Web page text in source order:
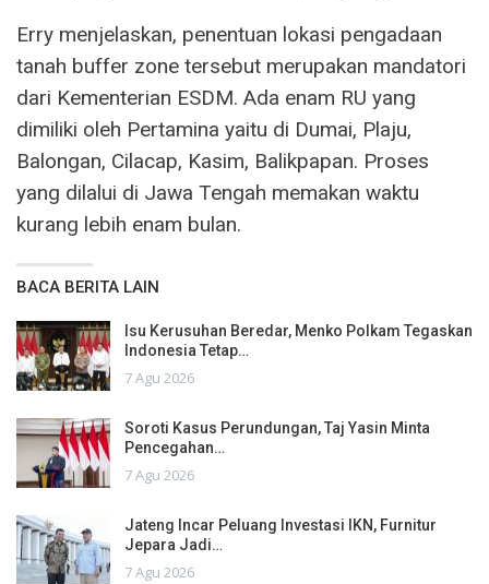
Erry menjelaskan, penentuan lokasi pengadaan
tanah buffer zone tersebut merupakan mandatori
dari Kementerian ESDM. Ada enam RU yang
dimiliki oleh Pertamina yaitu di Dumai, Plaju,
Balongan, Cilacap, Kasim, Balikpapan. Proses
yang dilalui di Jawa Tengah memakan waktu
kurang lebih enam bulan.
BACA BERITA LAIN
Isu Kerusuhan Beredar, Menko Polkam Tegaskan
Indonesia Tetap…
7 Agu 2026
Soroti Kasus Perundungan, Taj Yasin Minta
Pencegahan…
7 Agu 2026
Jateng Incar Peluang Investasi IKN, Furnitur
Jepara Jadi…
7 Agu 2026